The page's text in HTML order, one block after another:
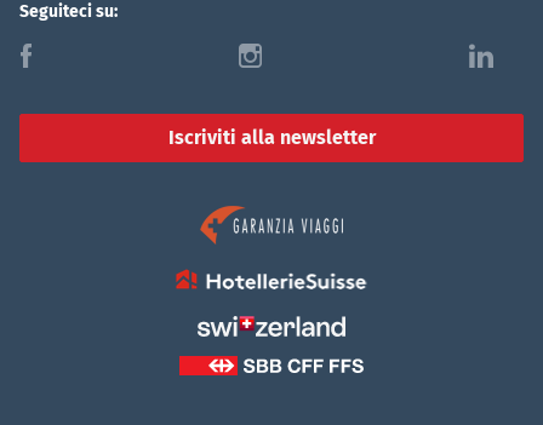
Seguiteci su:
f i l
Iscriviti alla newsletter